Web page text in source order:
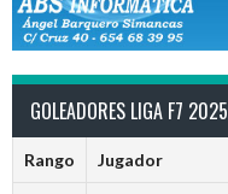
GOLEADORES LIGA F7 2025
Rango Jugador